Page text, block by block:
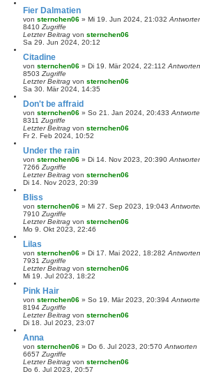
Fier Dalmatien
von sternchen06 » Mi 19. Jun 2024, 21:032
8410 Zugriffe
Letzter Beitrag von sternchen06
Sa 29. Jun 2024, 20:12
Citadine
von sternchen06 » Di 19. Mär 2024, 22:112 Antworten
8503 Zugriffe
Letzter Beitrag von sternchen06
Sa 30. Mär 2024, 14:35
Don't be affraid
von sternchen06 » So 21. Jan 2024, 20:433
8311 Zugriffe
Letzter Beitrag von sternchen06
Fr 2. Feb 2024, 10:52
Under the rain
von sternchen06 » Di 14. Nov 2023, 20:390
7266 Zugriffe
Letzter Beitrag von sternchen06
Di 14. Nov 2023, 20:39
Bliss
von sternchen06 » Mi 27. Sep 2023, 19:043
7910 Zugriffe
Letzter Beitrag von sternchen06
Mo 9. Okt 2023, 22:46
Lilas
von sternchen06 » Di 17. Mai 2022, 18:282 Antworten
7931 Zugriffe
Letzter Beitrag von sternchen06
Mi 19. Jul 2023, 18:22
Pink Hair
von sternchen06 » So 19. Mär 2023, 20:394
8194 Zugriffe
Letzter Beitrag von sternchen06
Di 18. Jul 2023, 23:07
Anna
von sternchen06 » Do 6. Jul 2023, 20:570 Antworten
6657 Zugriffe
Letzter Beitrag von sternchen06
Do 6. Jul 2023, 20:57